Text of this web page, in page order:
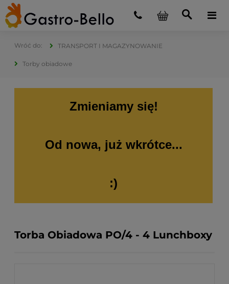
TRANSPORT I MAGAZYNOWANIE
Torby obiadowe
Zmieniamy się!
Od nowa, już wkrótce...
:)
Torba Obiadowa PO/4 - 4 Lunchboxy